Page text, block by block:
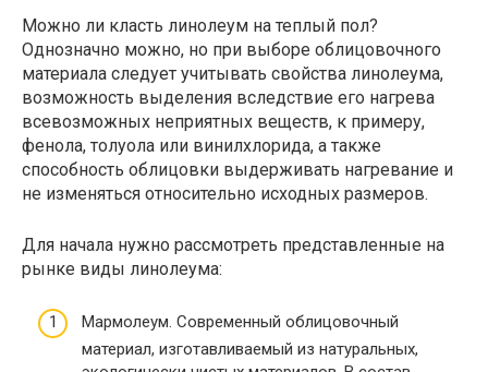
Можно ли класть линолеум на теплый пол?
Однозначно можно, но при выборе облицовочного
материала следует учитывать свойства линолеума,
возможность выделения вследствие его нагрева
всевозможных неприятных веществ, к примеру,
фенола, толуола или винилхлорида, а также
способность облицовки выдерживать нагревание и
не изменяться относительно исходных размеров.
Для начала нужно рассмотреть представленные на
рынке виды линолеума:
Мармолеум. Современный облицовочный
материал, изготавливаемый из натуральных,